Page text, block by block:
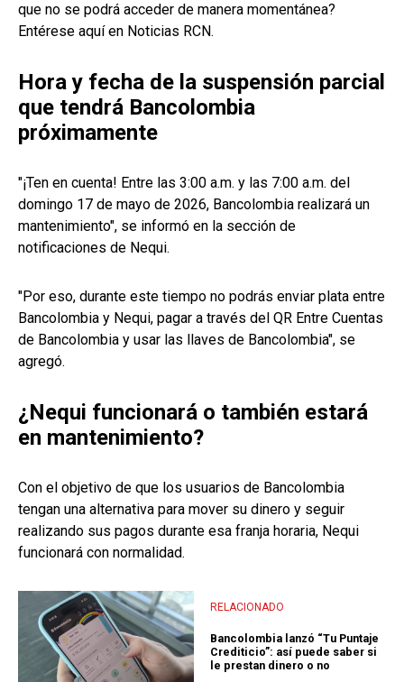
que no se podrá acceder de manera momentánea?
Entérese aquí en Noticias RCN.
Hora y fecha de la suspensión parcial
que tendrá Bancolombia
próximamente
"¡Ten en cuenta! Entre las 3:00 a.m. y las 7:00 a.m. del
domingo 17 de mayo de 2026, Bancolombia realizará un
mantenimiento", se informó en la sección de
notificaciones de Nequi.
"Por eso, durante este tiempo no podrás enviar plata entre
Bancolombia y Nequi, pagar a través del QR Entre Cuentas
de Bancolombia y usar las llaves de Bancolombia", se
agregó.
¿Nequi funcionará o también estará
en mantenimiento?
Con el objetivo de que los usuarios de Bancolombia
tengan una alternativa para mover su dinero y seguir
realizando sus pagos durante esa franja horaria, Nequi
funcionará con normalidad.
RELACIONADO
Bancolombia lanzó “Tu Puntaje
Crediticio”: así puede saber si
le prestan dinero o no